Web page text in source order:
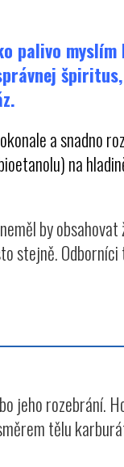
palivo myslím
špiritus,
a snadno
na
by
stejně.
jeho rozebrání.
tělu